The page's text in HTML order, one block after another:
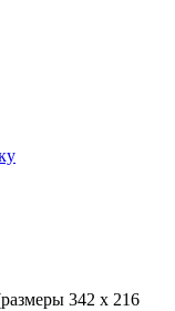
342 х 216